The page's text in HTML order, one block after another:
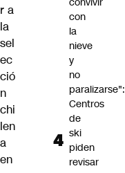
r a
la
sel
ec
ció
n
chi
len
a
en
con
la
nieve
y
no
paralizarse":
Centros
de
ski
piden
revisar